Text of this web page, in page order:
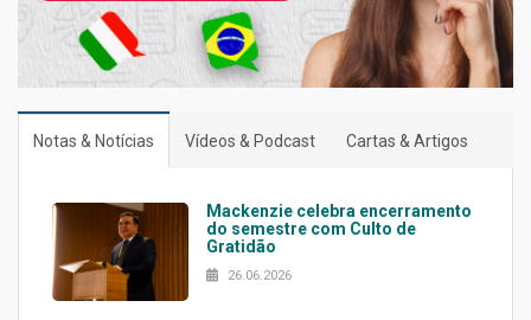
Notas & Notícias Vídeos & Podcast Cartas & Artigos
Mackenzie celebra encerramento
do semestre com Culto de
Gratidão
26.06.2026